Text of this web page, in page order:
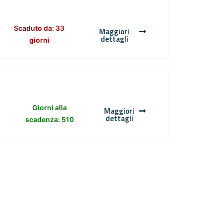
Scaduto da: 33
giorni
Maggiori
dettagli
Giorni alla
scadenza: 510
Maggiori
dettagli